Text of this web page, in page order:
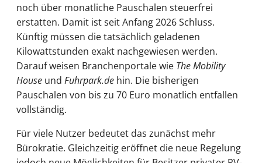
noch über monatliche Pauschalen steuerfrei
erstatten. Damit ist seit Anfang 2026 Schluss.
Künftig müssen die tatsächlich geladenen
Kilowattstunden exakt nachgewiesen werden.
Darauf weisen Branchenportale wie The Mobility
House und Fuhrpark.de hin. Die bisherigen
Pauschalen von bis zu 70 Euro monatlich entfallen
vollständig.
Für viele Nutzer bedeutet das zunächst mehr
Bürokratie. Gleichzeitig eröffnet die neue Regelung